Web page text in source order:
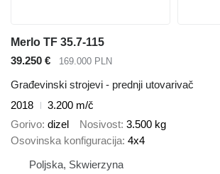
Merlo TF 35.7-115
39.250 €
169.000 PLN
Građevinski strojevi - prednji utovarivač
2018
3.200 m/č
Gorivo dizel Nosivost 3.500 kg
Osovinska konfiguracija 4x4
Poljska, Skwierzyna